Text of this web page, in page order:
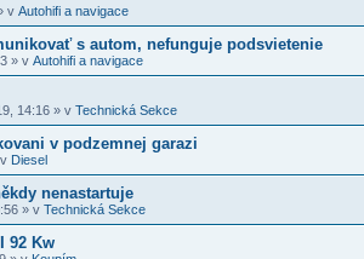
v Autohifi a navigace
s autom, nefunguje podsvietenie
» v Autohifi a navigace
14:16 » v Technická Sekce
v podzemnej garazi
Diesel
nenastartuje
» v Technická Sekce
92 Kw